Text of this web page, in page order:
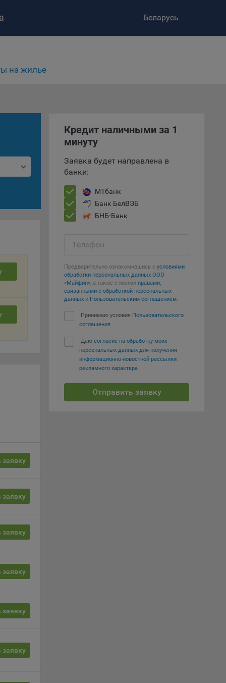
Беларусь
на жилье
заявку
заявку
заявку
заявку
заявку
заявку
Кредит наличными за 1
минуту
Заявка будет направлена в
банки:
МТбанк
Банк БелВЭБ
БНБ-Банк
Телефон
Предварительно ознакомившись с условиями
обработки персональных данных ООО
«Майфин», а также с моими правами,
связанными с обработкой персональных
данных и Пользовательским соглашением:
Принимаю условия Пользовательского
соглашения
Даю согласие на обработку моих
персональных данных для получения
информационно-новостной рассылки
рекламного характера
Отправить заявку